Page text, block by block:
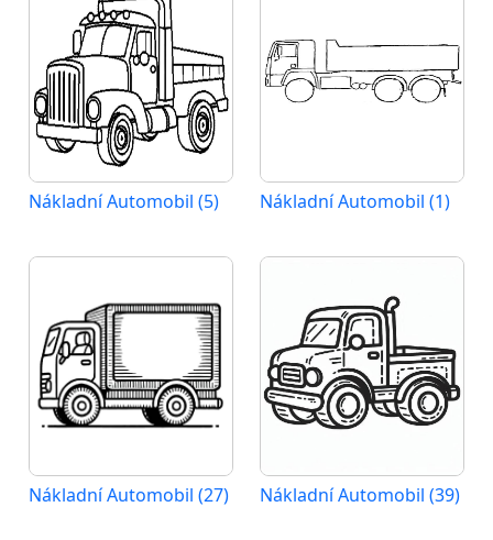
Nákladní Automobil (5) Nákladní Automobil (1)
Nákladní Automobil (27) Nákladní Automobil (39)